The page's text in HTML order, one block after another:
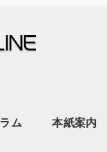
ム 本紙案内